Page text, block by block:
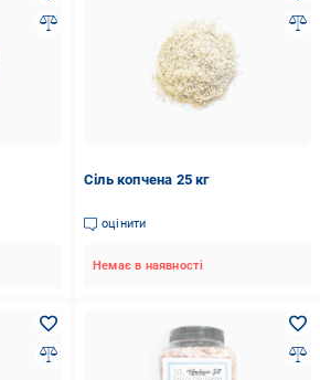
Сіль копчена 25 кг
оцінити
Немає в наявності